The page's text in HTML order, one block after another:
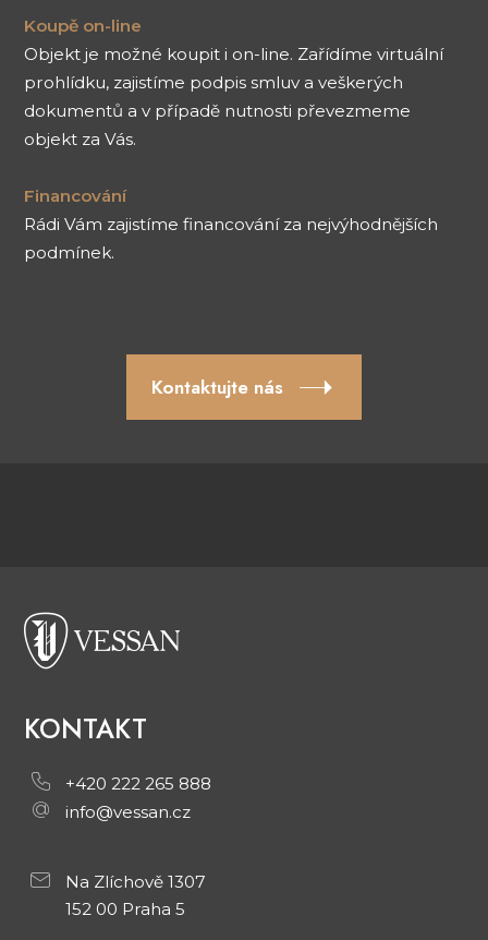
Koupě on-line
Objekt je možné koupit i on-line. Zařídíme virtuální
prohlídku, zajistíme podpis smluv a veškerých
dokumentů a v případě nutnosti převezmeme
objekt za Vás.
Financování
Rádi Vám zajistíme financování za nejvýhodnějších
podmínek.
Kontaktujte nás
KONTAKT
+420 222 265 888
info@vessan.cz
Na Zlíchově 1307
152 00 Praha 5